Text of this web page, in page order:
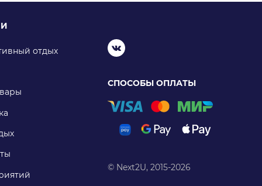
отдых
СПОСОБЫ ОПЛАТЫ
© Next2U, 2015-2026